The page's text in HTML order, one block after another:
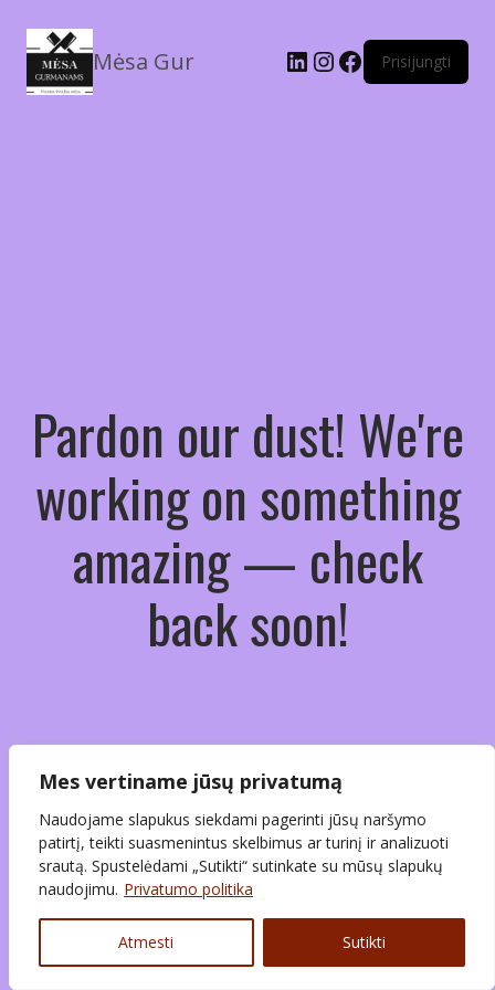
Mes vertiname jūsų privatumą
Naudojame slapukus siekdami pagerinti jūsų naršymo
patirtį, teikti suasmenintus skelbimus ar turinį ir analizuoti
srautą. Spustelėdami „Sutikti“ sutinkate su mūsų slapukų
naudojimu. Privatumo politika
Atmesti Sutikti
Mėsa Gur Prisijungti
Pardon our dust! We're
working on something
amazing — check
back soon!